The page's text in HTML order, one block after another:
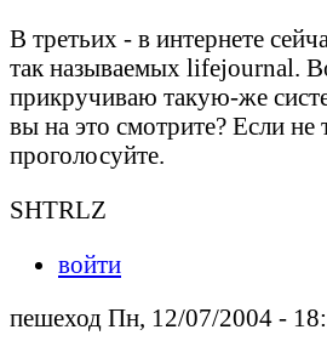
В третьих - в интернете
так называемых lifejournal.
прикручиваю такую-же
вы на это смотрите? Если не
проголосуйте.
SHTRLZ
войти
пешеход Пн, 12/07/2004 -